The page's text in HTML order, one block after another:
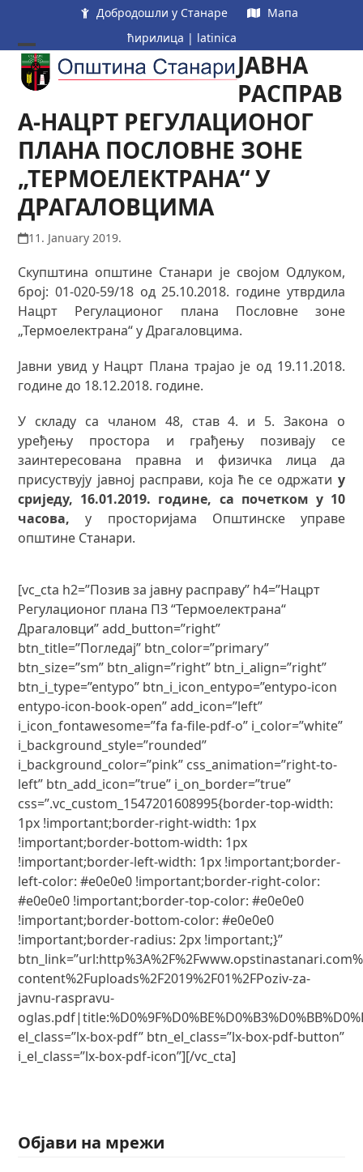
content
Добродошли у Станаре
Мапа
ћирилица | latinica
Open
mobile
menu
Close
mobile
menu
ЈАВНА
РАСПРАВ
А-НАЦРТ РЕГУЛАЦИОНОГ
ПЛАНА ПОСЛОВНЕ ЗОНЕ
„ТЕРМОЕЛЕКТРАНА“ У
ДРАГАЛОВЦИМА
11. January 2019.
Скупштина општине Станари је својом Одлуком,
број: 01-020-59/18 од 25.10.2018. године утврдила
Нацрт Регулационог плана Пословне зоне
„Термоелектрана“ у Драгаловцима.
Јавни увид у Нацрт Плана трајао је од 19.11.2018.
године до 18.12.2018. године.
У складу са чланом 48, став 4. и 5. Закона о
уређењу простора и грађењу позивају се
заинтересована правна и физичка лица да
присуствују јавној расправи, која ће се одржати у
сриједу, 16.01.2019. године, са почетком у 10
часова, у просторијама Општинске управе
општине Станари.
[vc_cta h2=”Позив за јавну расправу” h4=”Нацрт
Регулационог плана ПЗ “Термоелектрана“
Драгаловци” add_button=”right”
btn_title=”Погледај” btn_color=”primary”
btn_size=”sm” btn_align=”right” btn_i_align=”right”
btn_i_type=”entypo” btn_i_icon_entypo=”entypo-icon
entypo-icon-book-open” add_icon=”left”
i_icon_fontawesome=”fa fa-file-pdf-o” i_color=”white”
i_background_style=”rounded”
i_background_color=”pink” css_animation=”right-to-
left” btn_add_icon=”true” i_on_border=”true”
css=”.vc_custom_1547201608995{border-top-width:
1px !important;border-right-width: 1px
!important;border-bottom-width: 1px
!important;border-left-width: 1px !important;border-
left-color: #e0e0e0 !important;border-right-color:
#e0e0e0 !important;border-top-color: #e0e0e0
!important;border-bottom-color: #e0e0e0
!important;border-radius: 2px !important;}”
content%2Fuploads%2F2019%2F01%2FPoziv-za-
javnu-raspravu-
el_class=”lx-box-pdf” btn_el_class=”lx-box-pdf-button”
i_el_class=”lx-box-pdf-icon”][/vc_cta]
Објави на мрежи